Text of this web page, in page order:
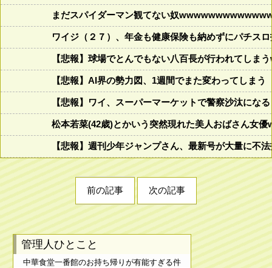
まだスパイダーマン観てない奴
ワイジ（２７）、年金も健康保険も納めずにパチス
【悲報】球場でとんでもない八百長が行われてし
【悲報】AI界の勢力図、1週間でまた変わってしまう
【悲報】ワイ、スーパーマーケットで警察沙汰にな
松本若菜(42歳)とかいう突然現れた美人おばさん女優
【悲報】週刊少年ジャンプさん、最新号が大量に不
前の記事 次の記事
管理人ひとこと
中華食堂一番館のお持ち帰りが有能すぎる件